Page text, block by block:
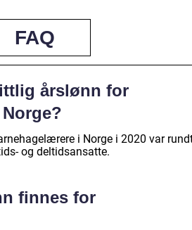
FAQ
årslønn for
i Norge i 2020 var
og deltidsansatte.
finnes for